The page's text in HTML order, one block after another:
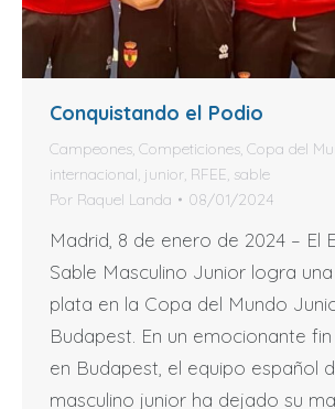
Conquistando el Podio
Campeones, Competiciones, Copa del
internacional, junior, RFEE, sable
Por Raquel Landa 08/01/2024
Madrid, 8 de enero de 2024 – El
Sable Masculino Junior logra
plata en la Copa del Mundo
Budapest. En un emocionante
en Budapest, el equipo español
masculino junior ha dejado su